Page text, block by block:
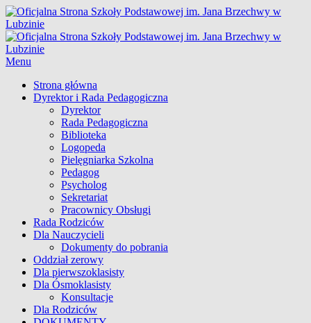
Skip
to
content
Oficjalna Strona Szkoły Podstawowej im. Jana Brzechwy w
Lubzinie
Menu
Główne
menu
Strona główna
Dyrektor i Rada Pedagogiczna
Dyrektor
Rada Pedagogiczna
Biblioteka
Logopeda
Pielęgniarka Szkolna
Pedagog
Psycholog
Sekretariat
Pracownicy Obsługi
Rada Rodziców
Dla Nauczycieli
Dokumenty do pobrania
Oddział zerowy
Dla pierwszoklasisty
Dla Ósmoklasisty
Konsultacje
Dla Rodziców